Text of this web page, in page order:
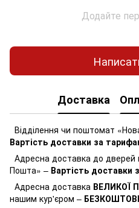
Додайте
Доставка
Відділення чи поштомат
Вартість доставки за
Адресна доставка до дверей
Пошта» – Вартість доставки
Адресна доставка ВЕЛИКОЇ
нашим кур'єром –